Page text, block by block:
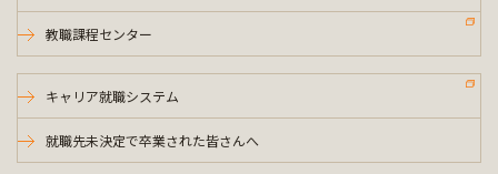
教職課程センター
キャリア就職システム
就職先未決定で卒業された皆さんへ